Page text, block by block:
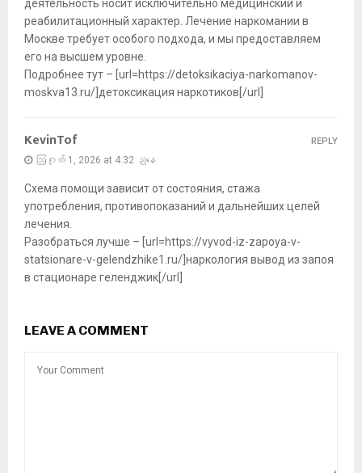
деятельность носит исключительно медицинский и
реабилитационный характер. Лечение наркомании в
Москве требует особого подхода, и мы предоставляем
его на высшем уровне.
Подробнее тут – [url=https://detoksikaciya-narkomanov-
moskva13.ru/]детоксикация наркотиков[/url]
KevinTof
ဩဂုတ် 1, 2026 at 4:32 ညနေ
Схема помощи зависит от состояния, стажа
употребления, противопоказаний и дальнейших целей
лечения.
Разобраться лучше – [url=https://vyvod-iz-zapoya-v-
statsionare-v-gelendzhike1.ru/]наркология вывод из запоя
в стационаре геленджик[/url]
REPLY
LEAVE A COMMENT